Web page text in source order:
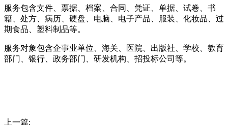
服务包含文件、票据、档案、合同、凭证、单据、试卷、书
籍、处方、病历、硬盘、电脑、电子产品、服装、化妆品、过
期食品、塑料制品等。
服务对象包含企事业单位、海关、医院、出版社、学校、教育
部门、银行、政务部门、研发机构、招投标公司等。
上一篇: